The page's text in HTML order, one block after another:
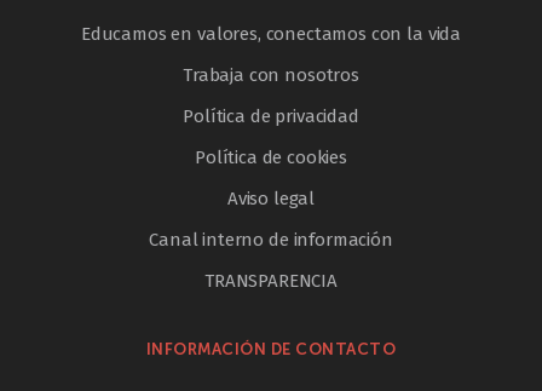
Educamos en valores, conectamos con la vida
Trabaja con nosotros
Política de privacidad
Política de cookies
Aviso legal
Canal interno de información
TRANSPARENCIA
INFORMACIÓN DE CONTACTO